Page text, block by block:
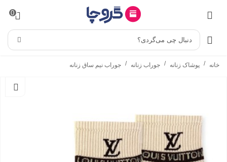
0
دنبال چی می‌گردی؟
خانه / پوشاک زنانه / جوراب زنانه / جوراب نیم ساق زنانه